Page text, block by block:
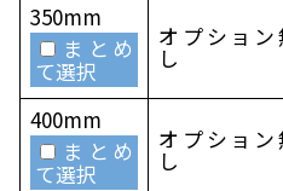
350mm
まとめ
て選択
オプション
し
400mm
まとめ
て選択
オプション
し